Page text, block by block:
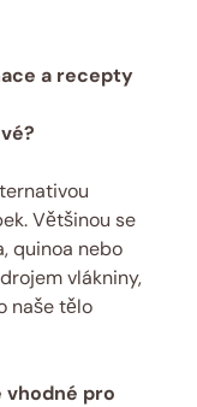
a recepty
Většinou se
quinoa nebo
vlákniny,
naše tělo
vhodné pro